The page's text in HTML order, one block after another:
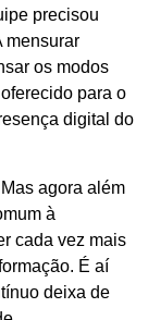
precisou
mensurar
os modos
para o
digital do
agora além
à
cada vez mais
É aí
deixa de